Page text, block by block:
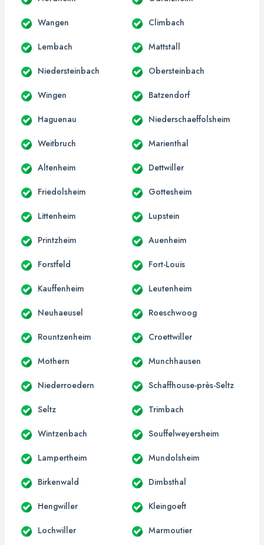
Wangen Climbach
Lembach Mattstall
Niedersteinbach Obersteinbach
Wingen Batzendorf
Haguenau Niederschaeffolsheim
Weitbruch Marienthal
Altenheim Dettwiller
Friedolsheim Gottesheim
Littenheim Lupstein
Printzheim Auenheim
Forstfeld Fort-Louis
Kauffenheim Leutenheim
Neuhaeusel Roeschwoog
Rountzenheim Croettwiller
Mothern Munchhausen
Niederroedern Schaffhouse-près-Seltz
Seltz Trimbach
Wintzenbach Souffelweyersheim
Lampertheim Mundolsheim
Birkenwald Dimbsthal
Hengwiller Kleingoeft
Lochwiller Marmoutier